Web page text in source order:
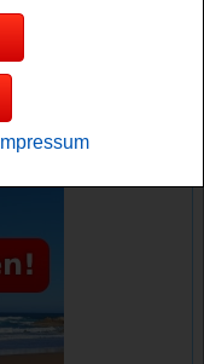
Impressum